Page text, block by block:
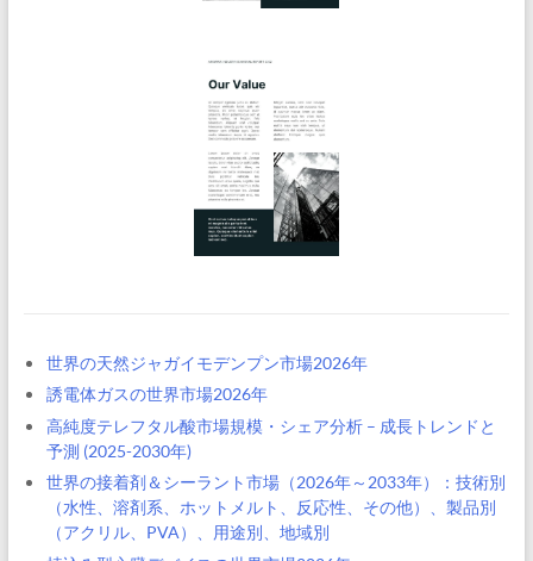
世界の天然ジャガイモデンプン市場2026年
誘電体ガスの世界市場2026年
高純度テレフタル酸市場規模・シェア分析 – 成長トレンドと
予測 (2025-2030年)
世界の接着剤＆シーラント市場（2026年～2033年）：技術別
（水性、溶剤系、ホットメルト、反応性、その他）、製品別
（アクリル、PVA）、用途別、地域別